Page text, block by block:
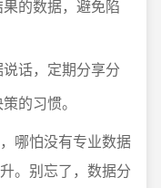
的数据，避免陷
话，定期分享分
的习惯。
哪怕没有专业数据
。别忘了，数据分